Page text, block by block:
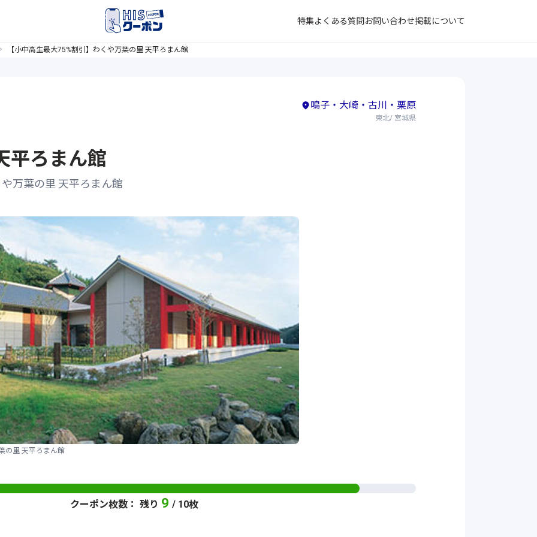
特集よくある質問お問い合わせ掲載について
【小中高生最大75%割引】わくや万葉の里 天平ろまん館
鳴子・大崎・古川・栗原
東北/ 宮城県
平ろまん館
万葉の里 天平ろまん館
の里 天平ろまん館
クーポン枚数： 残り 9 / 10枚